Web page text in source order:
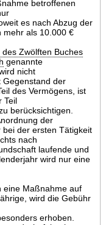
betroffenen
es nach Abzug der
mehr als 10.000 €
des Zwölften Buches
genannte
nicht
Gegenstand der
des Vermögens, ist
Teil
berücksichtigen.
der
der ersten Tätigkeit
nach
laufende und
wird nur eine
eine Maßnahme auf
wird die Gebühr
erhoben.